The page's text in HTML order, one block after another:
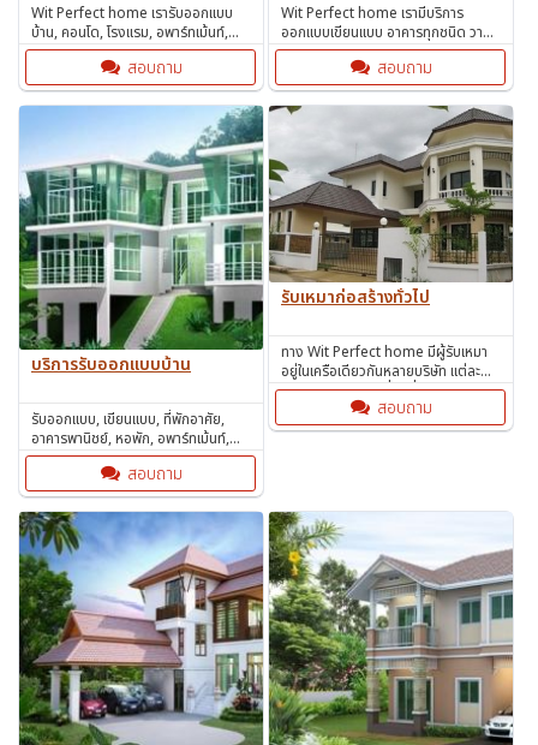
Wit Perfect home เรารับออกแบบ
บ้าน, คอนโด, โรงแรม, อพาร์ทเม้นท์,
โกดัง, โรงงาน โดยวิศวกรและสถาปนิก
สอบถาม
Wit Perfect home เรามีบริการ
ออกแบบเขียนแบบ อาคารทุกชนิด วาง
ผัง โครงการพร้อมนำเสนอในรูปแบบ
สอบถาม
บริการรับออกแบบบ้าน
รับออกแบบ, เขียนแบบ, ที่พักอาศัย,
อาคารพานิชย์, หอพัก, อพาร์ทเม้นท์,
คอนโดมิเนียม, โรงแรม, หอพัก ฯลฯ
สอบถาม
รับเหมาก่อสร้างทั่วไป
ทาง Wit Perfect home มีผู้รับเหมา
อยู่ในเครือเดียวกันหลายบริษัท แต่ละ
บริษัทมีผลงานเป็นที่น่าเชื่อถือและ เต็ม
เปี่ยมไปด้วยคุณภาพสอบถาม